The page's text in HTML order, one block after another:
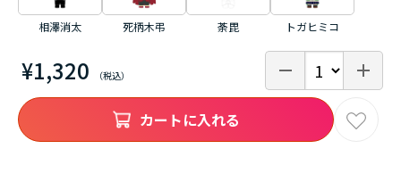
¥1,320
相澤消太 死柄木弔 荼毘 トガヒミコ
カートに入れる